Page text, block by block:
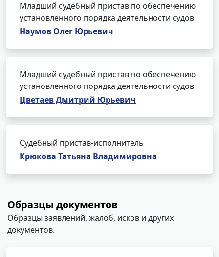
Младший судебный пристав по обеспечению
установленного порядка деятельности судов
Наумов Олег Юрьевич
Младший судебный пристав по обеспечению
установленного порядка деятельности судов
Цветаев Дмитрий Юрьевич
Судебный пристав-исполнитель
Крюкова Татьяна Владимировна
Образцы документов
Образцы заявлений, жалоб, исков и других
документов.